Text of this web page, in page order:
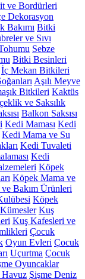
ve Bordürleri
Dekorasyon
Bakımı Bitki
ve Sıvı
Sebze
Bitki Besinleri
İç Mekan Bitkileri
Aşılı Meyve
Bitkileri Kaktüs
ve Saksılık
Balkon Saksısı
Kedi Maması Kedi
Kedi Mama ve Su
Kedi Tuvaleti
Kedi
Köpek
Köpek Mama ve
Bakım Ürünleri
Köpek
Kümesler Kuş
Kuş Kafesleri ve
Çocuk
Oyun Evleri Çocuk
Uçurtma Çocuk
Oyuncaklar
Havuz Şişme Deniz